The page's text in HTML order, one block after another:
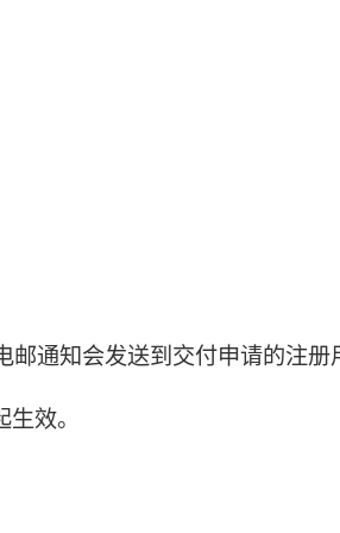
通知会发送到交付申请的注册
效。